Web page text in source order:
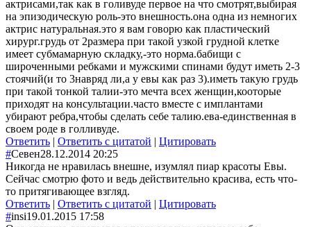
актрисами,так как в голивуде первое на что смотрят,выбирая
на эпизодическую роль-это внешность.она одна из немногих
актрис натуральная.это я вам говорю как пластический
хирург.грудь от 2размера при такой узкой грудной клетке
имеет субмамарную складку,-это норма.бабищи с
широченными ребками и мужскими спинами будут иметь 2-3
стоячий(и то 3навряд ли,а у евы как раз 3).иметь такую грудь
при такой тонкой талии-это мечта всех женщин,кооторые
приходят на консультации.часто вместе с имплантами
убирают ребра,чтобы сделать себе талию.ева-единственная в
своем роде в голливуде.
Ответить | Ответить с цитатой | Цитировать
#Севен28.12.2014 20:25
Никогда не нравилась внешне, изумлял пиар красоты Евы.
Сейчас смотрю фото и ведь действительно красива, есть что-
то притягивающее взгляд.
Ответить | Ответить с цитатой | Цитировать
#insi19.01.2015 17:58